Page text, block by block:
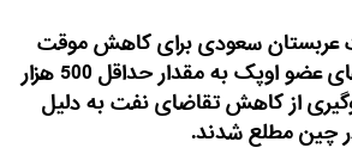
عربستان سعودی برای کاهش موقت
تولید نفت در کشورهای عضو اوپک به مقدار حداقل 500 هزار
از کاهش تقاضای نفت به دلیل
چین مطلع شدند.